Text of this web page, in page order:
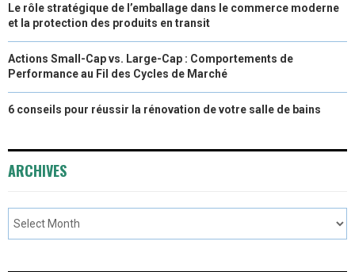
Le rôle stratégique de l’emballage dans le commerce moderne
et la protection des produits en transit
Actions Small-Cap vs. Large-Cap : Comportements de
Performance au Fil des Cycles de Marché
6 conseils pour réussir la rénovation de votre salle de bains
ARCHIVES